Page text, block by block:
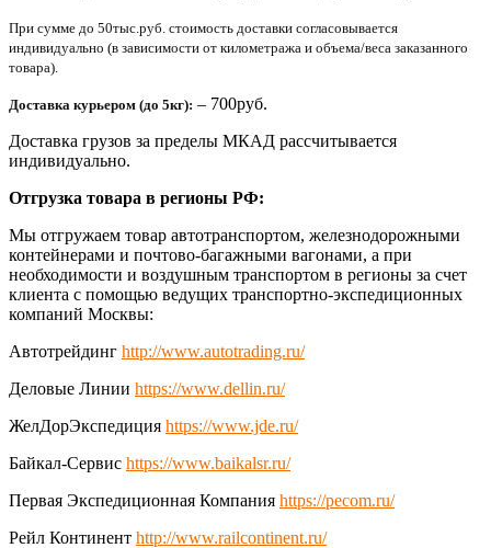
При сумме до 50тыс.руб. стоимость доставки согласовывается
индивидуально (в зависимости от километража и объема/веса заказанного
товара).
Доставка курьером (до 5кг): – 700руб.
Доставка грузов за пределы МКАД рассчитывается
индивидуально.
Отгрузка товара в регионы РФ:
Мы отгружаем товар автотранспортом, железнодорожными
контейнерами и почтово-багажными вагонами, а при
необходимости и воздушным транспортом в регионы за счет
клиента с помощью ведущих транспортно-экспедиционных
компаний Москвы:
Автотрейдинг http://www.autotrading.ru/
Деловые Линии https://www.dellin.ru/
ЖелДорЭкспедиция https://www.jde.ru/
Байкал-Сервис https://www.baikalsr.ru/
Первая Экспедиционная Компания https://pecom.ru/
Рейл Континент http://www.railcontinent.ru/